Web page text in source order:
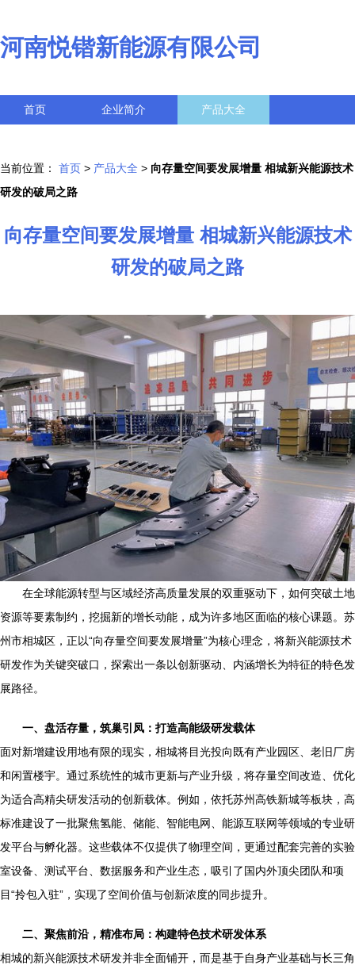
河南悦锴新能源有限公司
首页 企业简介 产品大全
当前位置： 首页 > 产品大全 > 向存量空间要发展增量 相城新兴能源技术
研发的破局之路
向存量空间要发展增量 相城新兴能源技术
研发的破局之路
在全球能源转型与区域经济高质量发展的双重驱动下，如何突破土地
资源等要素制约，挖掘新的增长动能，成为许多地区面临的核心课题。苏
州市相城区，正以“向存量空间要发展增量”为核心理念，将新兴能源技术
研发作为关键突破口，探索出一条以创新驱动、内涵增长为特征的特色发
展路径。
一、盘活存量，筑巢引凤：打造高能级研发载体
面对新增建设用地有限的现实，相城将目光投向既有产业园区、老旧厂房
和闲置楼宇。通过系统性的城市更新与产业升级，将存量空间改造、优化
为适合高精尖研发活动的创新载体。例如，依托苏州高铁新城等板块，高
标准建设了一批聚焦氢能、储能、智能电网、能源互联网等领域的专业研
发平台与孵化器。这些载体不仅提供了物理空间，更通过配套完善的实验
室设备、测试平台、数据服务和产业生态，吸引了国内外顶尖团队和项
目“拎包入驻”，实现了空间价值与创新浓度的同步提升。
二、聚焦前沿，精准布局：构建特色技术研发体系
相城的新兴能源技术研发并非全面铺开，而是基于自身产业基础与长三角